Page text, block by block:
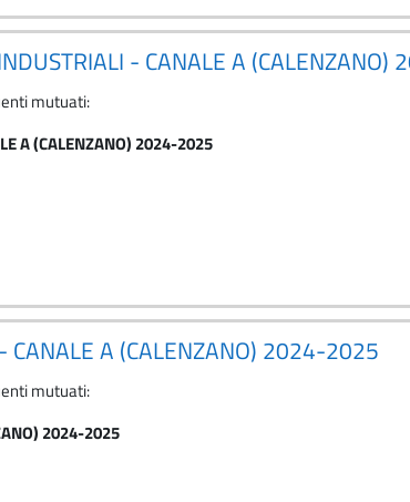
- CANALE A
mutuati:
A (CALENZANO) 2024-2025
A (CALENZANO) 2024-2025
mutuati:
2024-2025